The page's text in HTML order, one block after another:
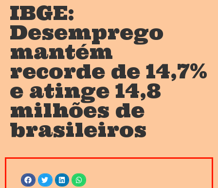
IBGE:
Desemprego
mantém
recorde de 14,7%
e atinge 14,8
milhões de
brasileiros